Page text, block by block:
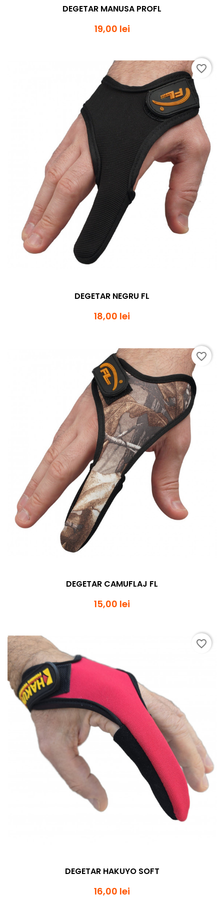
DEGETAR MANUSA PROFL
19,00 lei
DEGETAR NEGRU FL
18,00 lei
favorite_border
DEGETAR CAMUFLAJ FL
15,00 lei
favorite_border
DEGETAR HAKUYO SOFT
16,00 lei
favorite_border